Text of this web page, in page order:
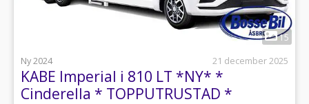
15
Ny 2024
21 december 2025
KABE Imperial i 810 LT *NY* *
Cinderella * TOPPUTRUSTAD *